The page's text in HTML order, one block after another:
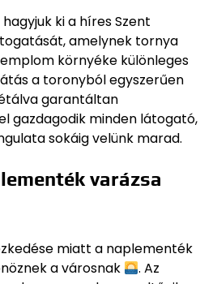
ki a híres Szent
amelynek tornya
környéke különleges
a toronyból egyszerűen
garantáltan
gazdagodik minden látogató,
sokáig velünk marad.
varázsa
miatt a naplementék
a városnak
. Az